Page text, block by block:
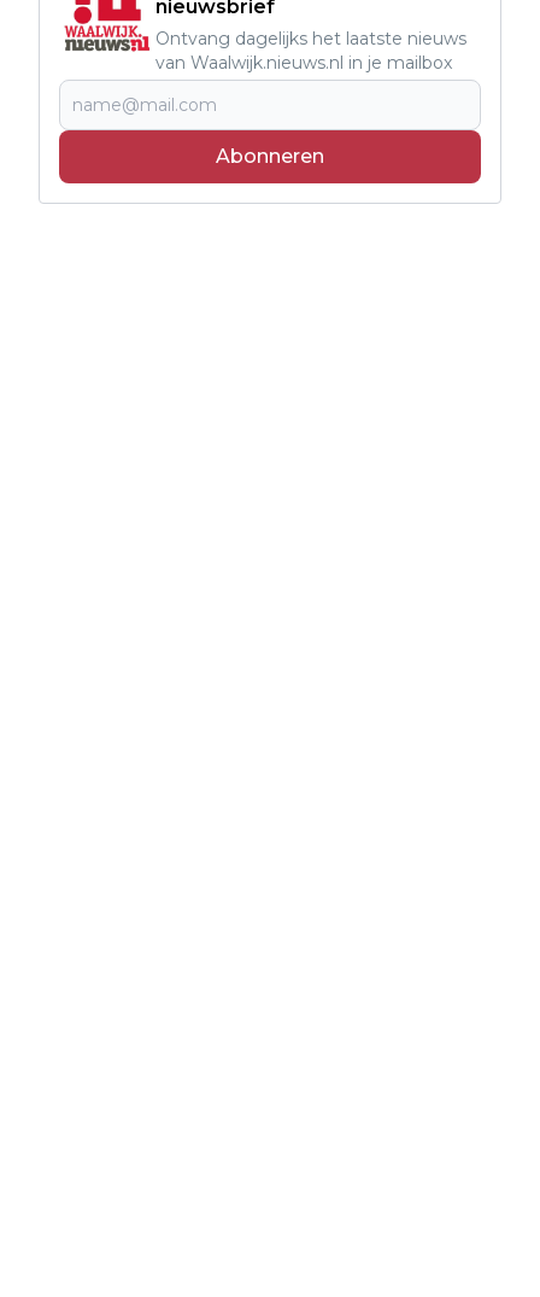
nieuwsbrief
Ontvang dagelijks het laatste nieuws
van Waalwijk.nieuws.nl in je mailbox
Abonneren